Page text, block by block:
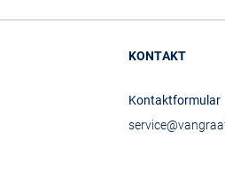
KONTAKT
Kontaktformular